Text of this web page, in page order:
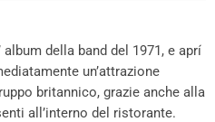
della band del 1971, e aprí
un’attrazione
britannico, grazie anche alla
all’interno del ristorante.